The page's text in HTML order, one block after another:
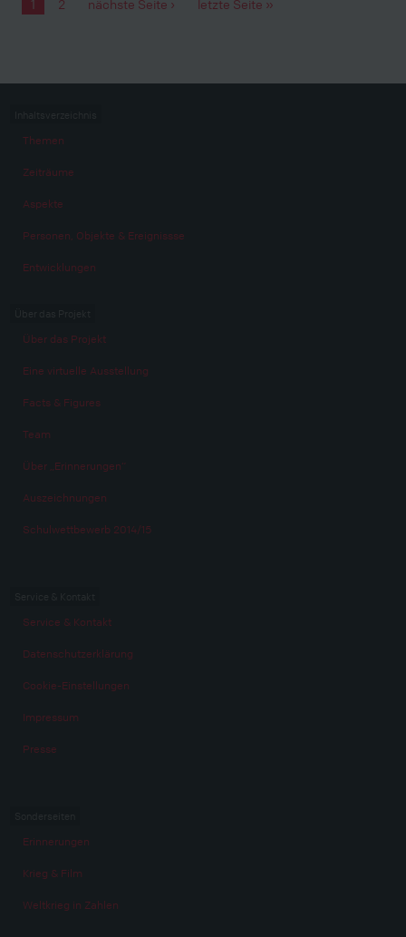
Seiten
1 2 nächste Seite › letzte Seite »
Themen
Zeiträume
Aspekte
Personen, Objekte & Ereignissse
Entwicklungen
Über das Projekt
Eine virtuelle Ausstellung
Facts & Figures
Team
Über „Erinnerungen“
Auszeichnungen
Schulwettbewerb 2014/15
Service & Kontakt
Datenschutzerklärung
Cookie-Einstellungen
Impressum
Presse
Erinnerungen
Krieg & Film
Weltkrieg in Zahlen